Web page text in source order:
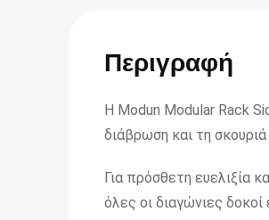
Περιγραφή
Η Modun Modular Rack
διάβρωση και τη
Για πρόσθετη ευελιξία
όλες οι διαγώνιες